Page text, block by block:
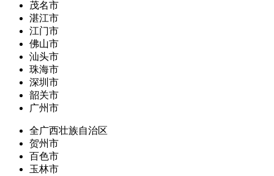
茂名市
湛江市
江门市
佛山市
汕头市
珠海市
深圳市
韶关市
广州市
全广西壮族自治区
贺州市
百色市
玉林市